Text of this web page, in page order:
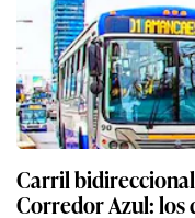
Carril
Corredor Azul: los